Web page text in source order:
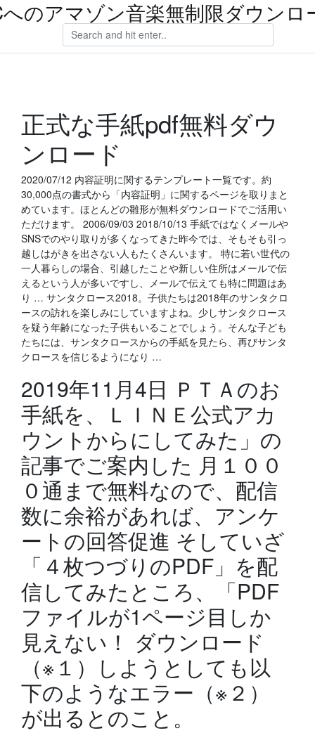
のアマゾン音楽無制限ダウンロ
正式な手紙pdf無料ダウ
ンロード
2020/07/12 内容証明に関するテンプレート一覧です。約
30,000点の書式から「内容証明」に関するページを取りまと
めています。ほとんどの雛形が無料ダウンロードでご活用い
ただけます。 2006/09/03 2018/10/13 手紙ではなくメールや
SNSでのやり取りが多くなってきた昨今では、そもそも引っ
越しはがきを出さない人もたくさんいます。 特に若い世代の
一人暮らしの場合、引越したことや新しい住所はメールで伝
えるという人が多いですし、メールで伝えても特に問題はあ
り … サンタクロース2018。子供たちは2018年のサンタクロ
ースの訪れを楽しみにしていますよね。少しサンタクロース
を疑う年齢になった子供もいることでしょう。そんな子ども
たちには、サンタクロースからの手紙を見たら、再びサンタ
クロースを信じるようになり …
2019年11月4日 ＰＴＡのお
手紙を、ＬＩＮＥ公式アカ
ウントからにしてみた」の
記事でご案内した 月１００
０通まで無料なので、配信
数に余裕があれば、アンケ
ートの回答促進 そしていざ
「４枚つづりのPDF」を配
信してみたところ、「PDF
ファイルが1ページ目しか
見えない！ ダウンロード
（※１）しようとしても以
下のようなエラー（※２）
が出るとのこと。